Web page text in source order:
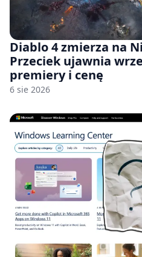
Diablo 4 zmierza na
Przeciek ujawnia
premiery i cenę
6 sie 2026